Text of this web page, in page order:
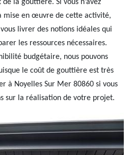
la gouttière. Si vous n’avez
mise en œuvre de cette activité,
livrer des notions idéales qui
les ressources nécessaires.
budgétaire, nous pouvons
le coût de gouttière est très
à Noyelles Sur Mer 80860 si vous
sur la réalisation de votre projet.